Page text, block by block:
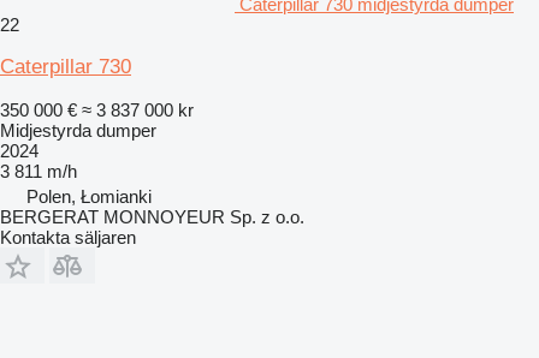
Caterpillar 730 midjestyrda dumper
22
Caterpillar 730
350 000 € ≈ 3 837 000 kr
Midjestyrda dumper
2024
3 811 m/h
Polen, Łomianki
BERGERAT MONNOYEUR Sp. z o.o.
Kontakta säljaren